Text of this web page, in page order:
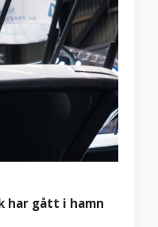
har gått i hamn